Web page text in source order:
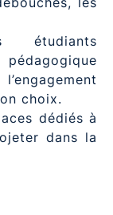
étudiants
pédagogique
choix.
dédiés à
dans la